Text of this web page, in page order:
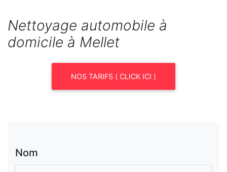
Nettoyage automobile à
domicile à Mellet
NOS TARIFS ( CLICK ICI )
Nom